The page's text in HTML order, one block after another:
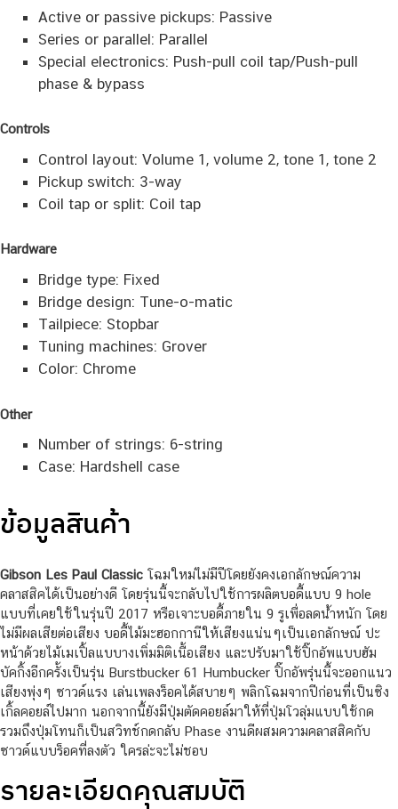
Active or passive pickups: Passive
Series or parallel: Parallel
Special electronics: Push-pull coil tap/Push-pull
phase & bypass
Controls
Control layout: Volume 1, volume 2, tone 1, tone 2
Pickup switch: 3-way
Coil tap or split: Coil tap
Hardware
Bridge type: Fixed
Bridge design: Tune-o-matic
Tailpiece: Stopbar
Tuning machines: Grover
Color: Chrome
Other
Number of strings: 6-string
Case: Hardshell case
ข้อมูลสินค้า
Gibson Les Paul Classic โฉมใหม่ไม่มีปีโดยยังคงเอกลักษณ์ความ
คลาสสิคได้เป็นอย่างดี โดยรุ่นนี้จะกลับไปใช้การผลิตบอดี้แบบ 9 hole
แบบที่เคยใช้ในรุ่นปี 2017 หรือเจาะบอดี้ภายใน 9 รูเพื่อลดน้ำหนัก โดย
ไม่มีผลเสียต่อเสียง บอดี้ไม้มะฮอกกานีให้เสียงแน่นๆเป็นเอกลักษณ์ ปะ
หน้าด้วยไม้เมเปิ้ลแบบางเพิ่มมิติเนื้อเสียง และปรับมาใช้ปิ๊กอัพแบบฮัม
บัคกิ้งอีกครั้งเป็นรุ่น Burstbucker 61 Humbucker ปิ๊กอัพรุ่นนี้จะออกแนว
เสียงพุ่งๆ ซาวด์แรง เล่นเพลงร็อคได้สบายๆ พลิกโฉมจากปีก่อนที่เป็นซิง
เกิ้ลคอยล์ไปมาก นอกจากนี้ยังมีปุ่มตัดคอยล์มาให้ที่ปุ่มโวลุ่มแบบใช้กด
รวมถึงปุ่มโทนก็เป็นสวิทช์กดกลับ Phase งานดีผสมความคลาสสิคกับ
ซาวด์แบบร็อคที่ลงตัว ใครล่ะจะไม่ชอบ
รายละเอียดคุณสมบัติ